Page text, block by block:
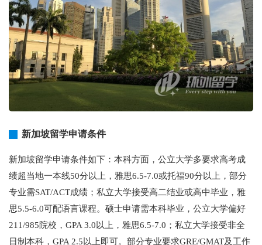
新加坡留学申请条件
新加坡留学申请条件如下：本科方面，公立大学多要求高考成
绩超当地一本线50分以上，雅思6.5-7.0或托福90分以上，部分
专业需SAT/ACT成绩；私立大学接受高二结业或高中毕业，雅
思5.5-6.0可配语言课程。硕士申请需本科毕业，公立大学偏好
211/985院校，GPA 3.0以上，雅思6.5-7.0；私立大学接受非全
日制本科，GPA 2.5以上即可。部分专业要求GRE/GMAT及工作